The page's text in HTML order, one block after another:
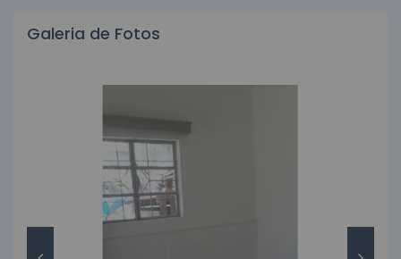
Galeria de Fotos